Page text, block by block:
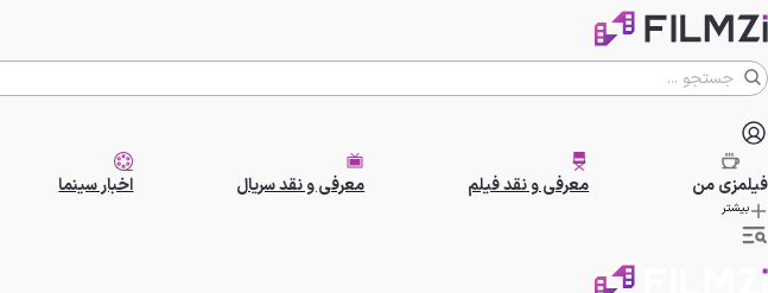
فیلمزیمن معرفی و نقد فیلم معرفی و نقد سریال اخبار سینما
بیشتر